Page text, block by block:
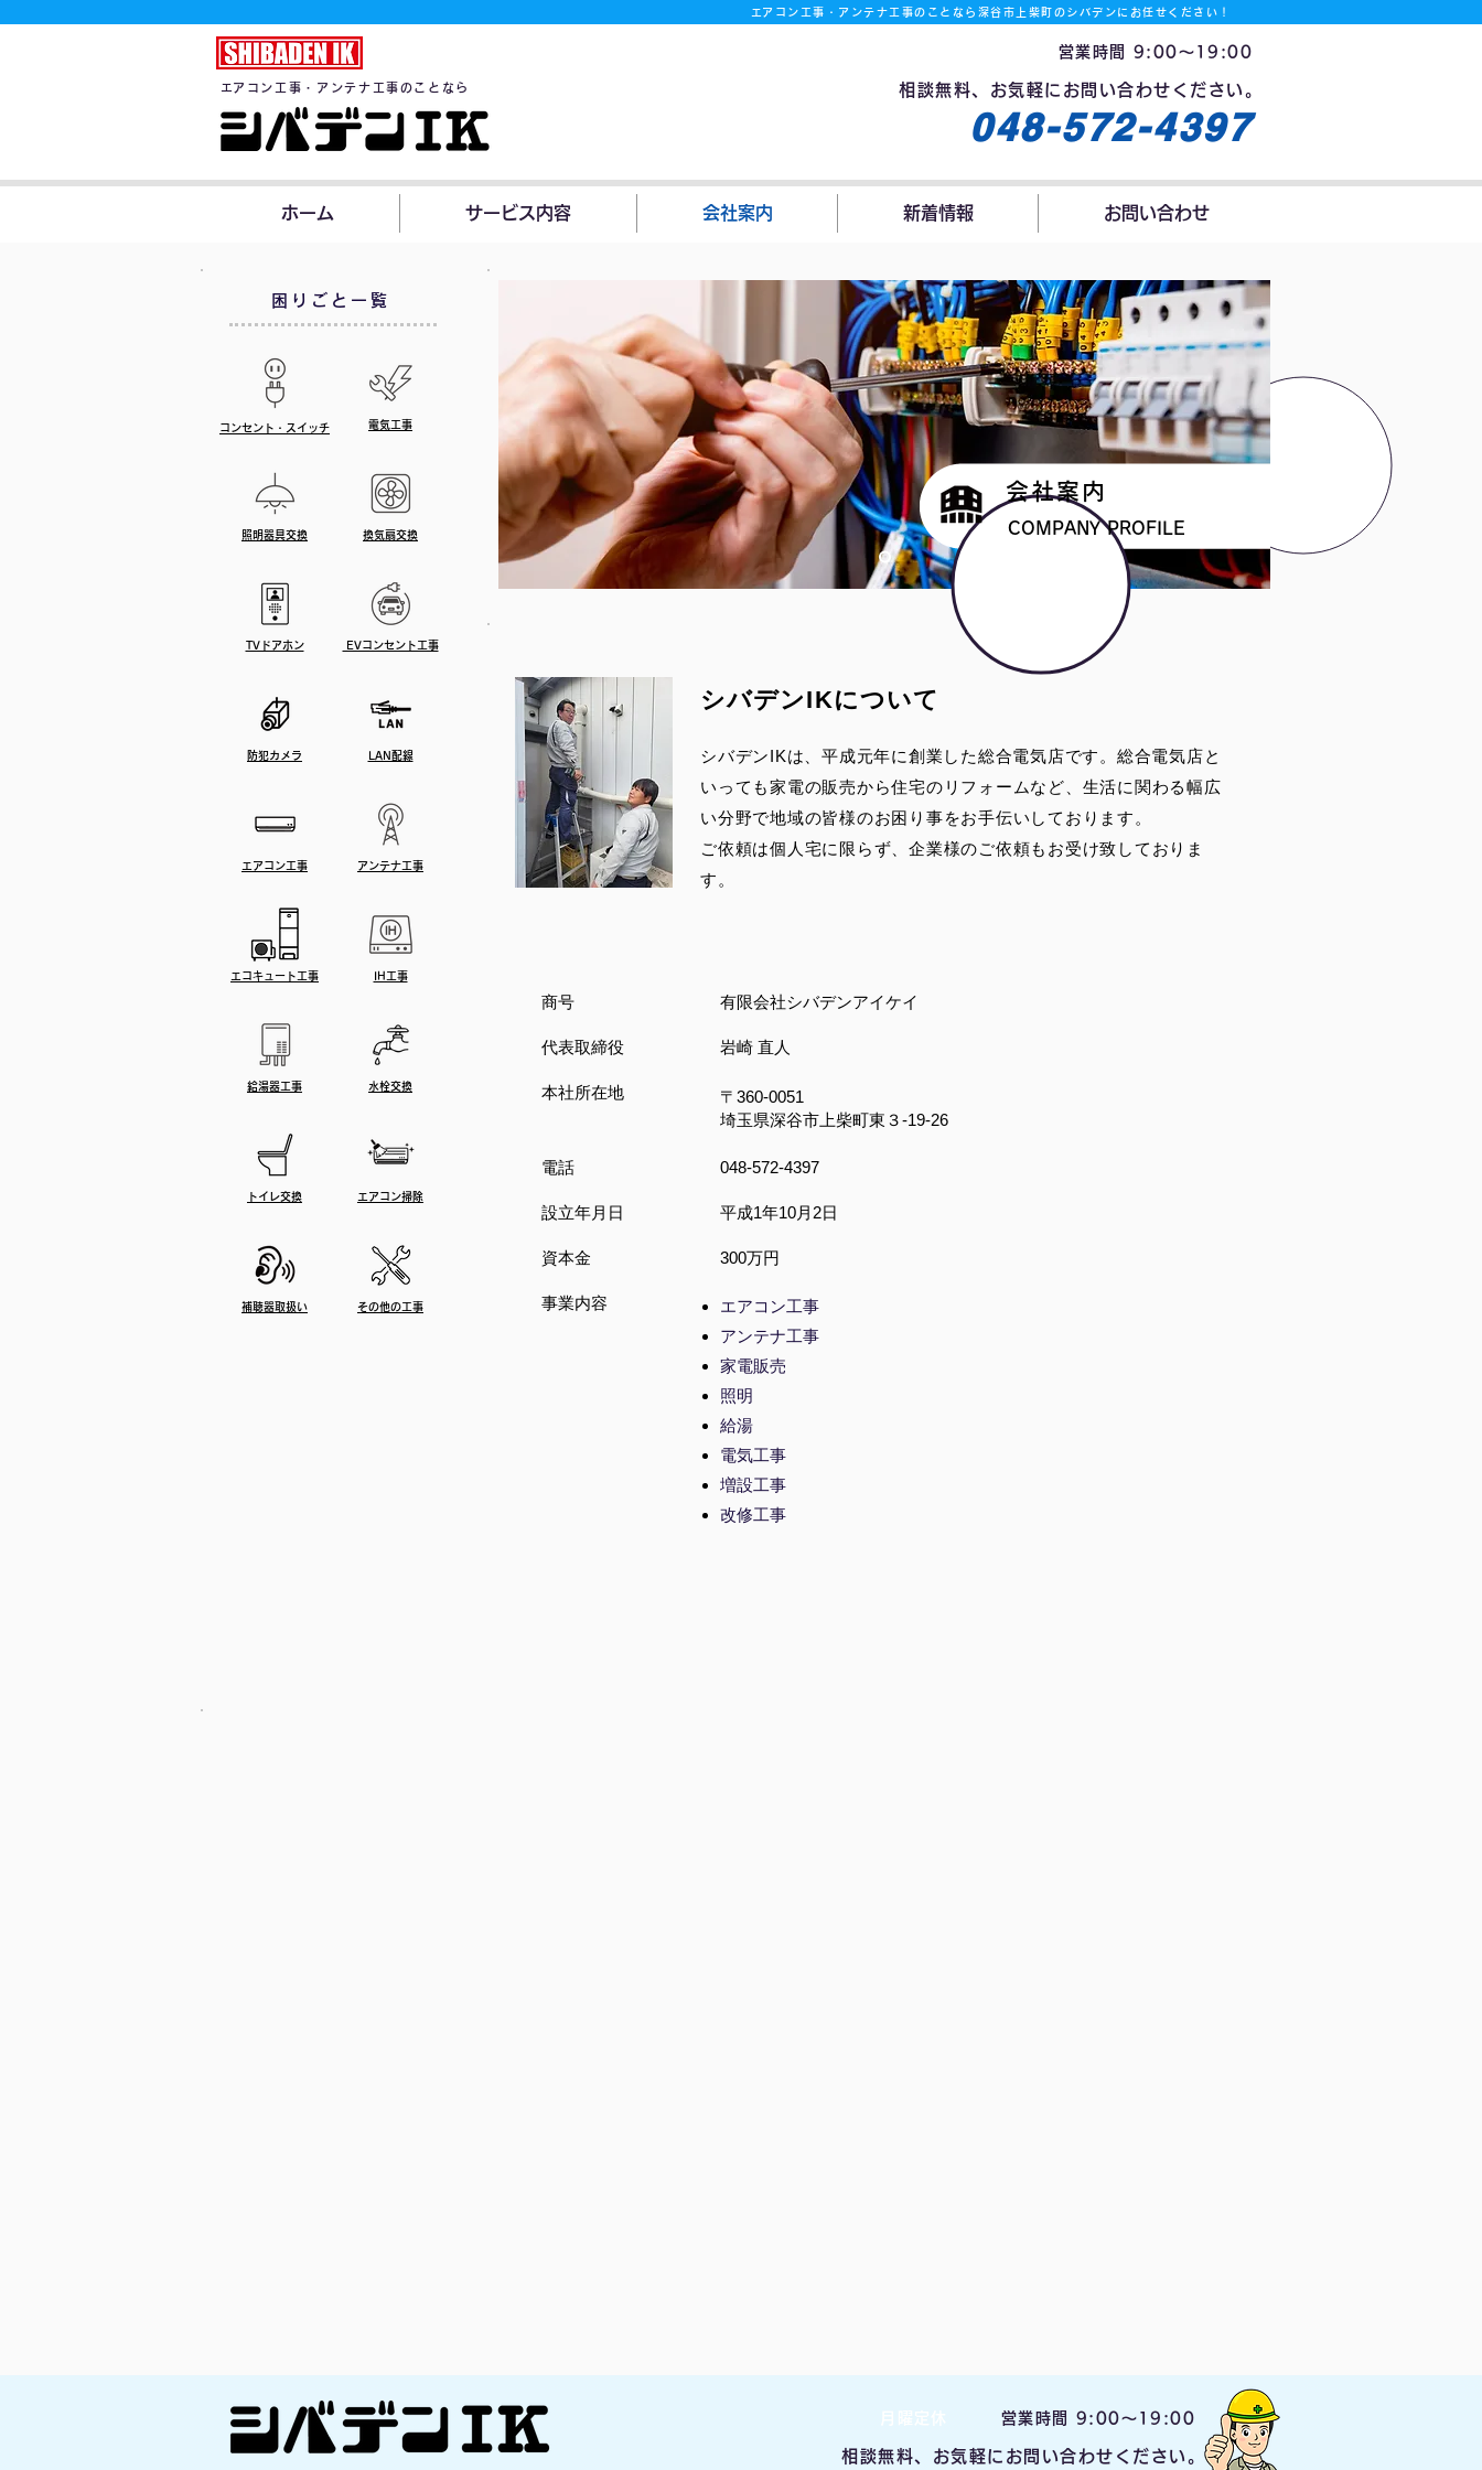
​エアコン工事・アンテナ工事のことなら深谷市上柴町のシバデンにお任せください！
​エアコン工事・アンテナ工事のことなら
営業時間 9:00〜19:00
相談無料、お気軽にお問い合わせください。
048-572-4397
ホーム サービス内容 会社案内 新着情報 お問い合わせ
困りごと一覧
コンセント・スイッチ​
照明器具交換
TVドアホン
防犯カメラ
エアコン工事
エコキュート工事
給湯器工事
​トイレ交換
補聴器取扱い
電気工事
換気扇交換
EVコンセント工事
LAN配線
アンテナ工事
IH工事
水栓交換
エアコン掃除
その他の工事
会社案内
COMPANY PROFILE
シバデンIKについて
シバデンIKは、平成元年に創業した総合電気店です。総合電気店と
いっても家電の販売から住宅のリフォームなど、生活に関わる幅広
い分野で地域の皆様のお困り事をお手伝いしております。
​ご依頼は個人宅に限らず、企業様のご依頼もお受け致しておりま
す。
商号 有限会社シバデンアイケイ
代表取締役
本社所在地
​岩崎 直人
〒360-0051
埼玉県深谷市上柴町東３-19-26
​電話 048-572-4397
設立年月日 平成1年10月2日
資本金 300万円
事業内容
エアコン工事
​アンテナ工事
家電販売
照明
給湯
電気工事
増設工事
​改修工事
月曜定休 営業時間 9:00〜19:00
相談無料、お気軽にお問い合わせください。